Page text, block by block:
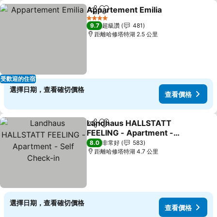
受歡迎的住宿
分享 加入我的最愛
Appartement Emilia
4 星級
9.7 超級讚
481
距離哈修塔特湖 2.5 公里
選擇日期，查看確切價格
查看價格
分享 加入我的最愛
Landhaus HALLSTATT
FEELING - Apartment -
Self Check-in
8.0 非常好
583
距離哈修塔特湖 4.7 公里
選擇日期，查看確切價格
查看價格